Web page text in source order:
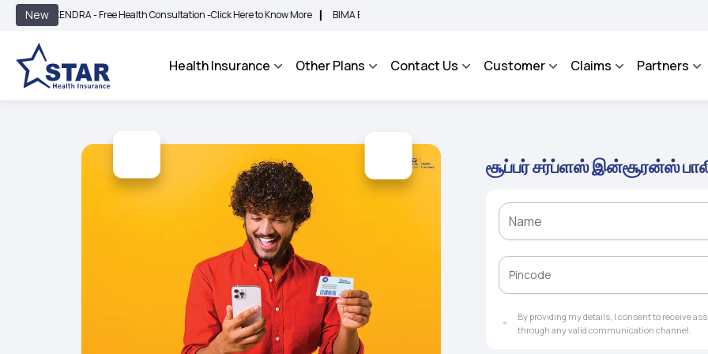
New
KENDRA - Free Health Consultation -Click Here to Know More | BIMA BHAROSA - An Integrated Grievance Management System to facilitate the policyholders and
Health Insurance Other Plans Contact Us Customer Claims Partners
சூப்பர் சர்ப்ளஸ் இன்சூரன்ஸ்
By providing my details, I consent to receive
through any valid communication channel.